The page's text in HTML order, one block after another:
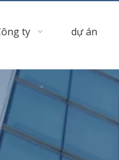
ty dự án